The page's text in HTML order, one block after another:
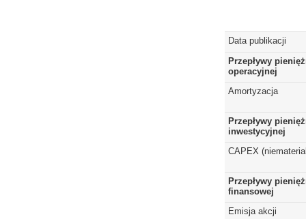
Data publikacji
Przepływy
operacyjnej
Amortyzacja
Przepływy
inwestycyjnej
CAPEX
Przepływy
finansowej
Emisja akcji